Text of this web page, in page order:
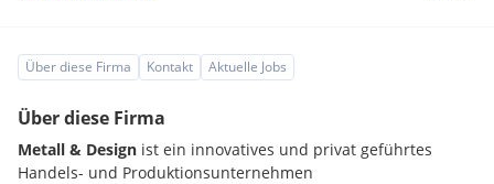
Über diese Firma Kontakt Aktuelle Jobs
Über diese Firma
Metall & Design ist ein innovatives und privat geführtes
Handels- und Produktionsunternehmen